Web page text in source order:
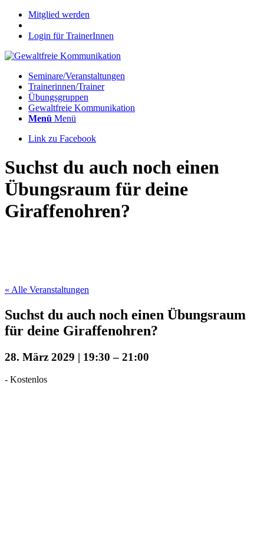
Mitglied werden
Login für TrainerInnen
Seminare/Veranstaltungen
Trainerinnen/Trainer
Übungsgruppen
Gewaltfreie Kommunikation
Menü Menü
Link zu Facebook
Suchst du auch noch einen
Übungsraum für deine
Giraffenohren?
« Alle Veranstaltungen
Suchst du auch noch einen Übungsraum
für deine Giraffenohren?
28. März 2029 | 19:30 – 21:00
- Kostenlos